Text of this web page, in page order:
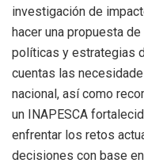
investigación de
hacer una propuesta
políticas y estrategias
cuentas las
nacional, así como
un INAPESCA
enfrentar los retos
decisiones con base